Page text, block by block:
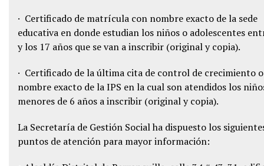
· Certificado de matrícula con nombre exacto de la sede
educativa en donde estudian los niños o adolescentes
y los 17 años que se van a inscribir (original y copia).
· Certificado de la última cita de control de crecimiento o
nombre exacto de la IPS en la cual son atendidos los
menores de 6 años a inscribir (original y copia).
La Secretaría de Gestión Social ha dispuesto los
puntos de atención para mayor información: